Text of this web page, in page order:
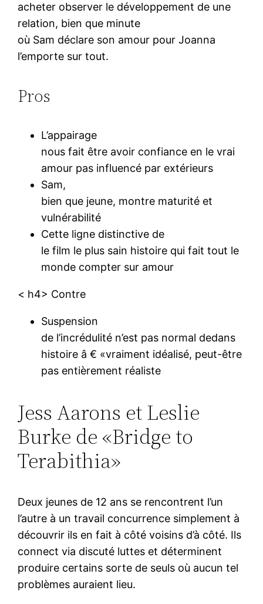
acheter observer le développement de une
relation, bien que minute
où Sam déclare son amour pour Joanna
l’emporte sur tout.
Pros
L’appairage
nous fait être avoir confiance en le vrai
amour pas influencé par extérieurs
Sam,
bien que jeune, montre maturité et
vulnérabilité
Cette ligne distinctive de
le film le plus sain histoire qui fait tout le
monde compter sur amour
< h4> Contre
Suspension
de l’incrédulité n’est pas normal dedans
histoire â € «vraiment idéalisé, peut-être
pas entièrement réaliste
Jess Aarons et Leslie
Burke de «Bridge to
Terabithia»
Deux jeunes de 12 ans se rencontrent l’un
l’autre à un travail concurrence simplement à
découvrir ils en fait à côté voisins d’à côté. Ils
connect via discuté luttes et déterminent
produire certains sorte de seuls où aucun tel
problèmes auraient lieu.